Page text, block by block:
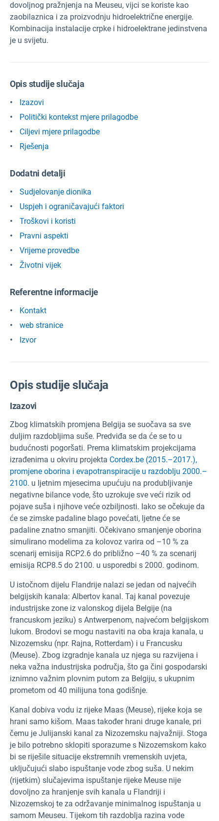
dovoljnog pražnjenja na Meuseu, vijci se koriste kao
zaobilaznica i za proizvodnju hidroelektrične energije.
Kombinacija instalacije crpke i hidroelektrane jedinstvena
je u svijetu.
Opis studije slučaja
Izazovi
Politički kontekst mjere prilagodbe
Ciljevi mjere prilagodbe
Rješenja
Dodatni detalji
Sudjelovanje dionika
Uspjeh i ograničavajući faktori
Troškovi i koristi
Pravni aspekti
Vrijeme provedbe
Životni vijek
Referentne informacije
Kontakt
web stranice
Izvor
Opis studije slučaja
Izazovi
Zbog klimatskih promjena Belgija se suočava sa sve
duljim razdobljima suše. Predviđa se da će se to u
budućnosti pogoršati. Prema klimatskim projekcijama
izrađenima u okviru projekta Cordex.be (2015.–2017.),
promjene oborina i evapotranspiracije u razdoblju 2000.–
2100. u ljetnim mjesecima upućuju na produbljivanje
negativne bilance vode, što uzrokuje sve veći rizik od
pojave suša i njihove veće ozbiljnosti. Iako se očekuje da
će se zimske padaline blago povećati, ljetne će se
padaline znatno smanjiti. Očekivano smanjenje oborina
simulirano modelima za kolovoz varira od –10 % za
scenarij emisija RCP2.6 do približno –40 % za scenarij
emisija RCP8.5 do 2100. u usporedbi s 2000. godinom.
U istočnom dijelu Flandrije nalazi se jedan od najvećih
belgijskih kanala: Albertov kanal. Taj kanal povezuje
industrijske zone iz valonskog dijela Belgije (na
francuskom jeziku) s Antwerpenom, najvećom belgijskom
lukom. Brodovi se mogu nastaviti na oba kraja kanala, u
Nizozemsku (npr. Rajna, Rotterdam) i u Francusku
(Meuse). Zbog izgradnje kanala uz njega su razvijena i
neka važna industrijska područja, što ga čini gospodarski
iznimno važnim plovnim putom za Belgiju, s ukupnim
prometom od 40 milijuna tona godišnje.
Kanal dobiva vodu iz rijeke Maas (Meuse), rijeke koja se
hrani samo kišom. Maas također hrani druge kanale, pri
čemu je Julijanski kanal za Nizozemsku najvažniji. Stoga
je bilo potrebno sklopiti sporazume s Nizozemskom kako
bi se riješile situacije ekstremnih vremenskih uvjeta,
uključujući slabo ispuštanje vode zbog suša. U nekim
(rijetkim) slučajevima ispuštanje rijeke Meuse nije
dovoljno za hranjenje svih kanala u Flandriji i
Nizozemskoj te za održavanje minimalnog ispuštanja u
samom Meuseu. Tijekom tih razdoblja razina vode